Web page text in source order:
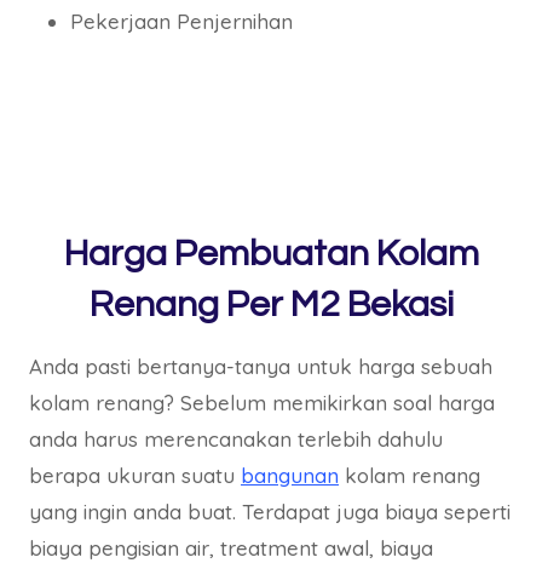
Pekerjaan Penjernihan
Harga Pembuatan Kolam
Renang Per M2 Bekasi
Anda pasti bertanya-tanya untuk harga sebuah
kolam renang? Sebelum memikirkan soal harga
anda harus merencanakan terlebih dahulu
berapa ukuran suatu bangunan kolam renang
yang ingin anda buat. Terdapat juga biaya seperti
biaya pengisian air, treatment awal, biaya